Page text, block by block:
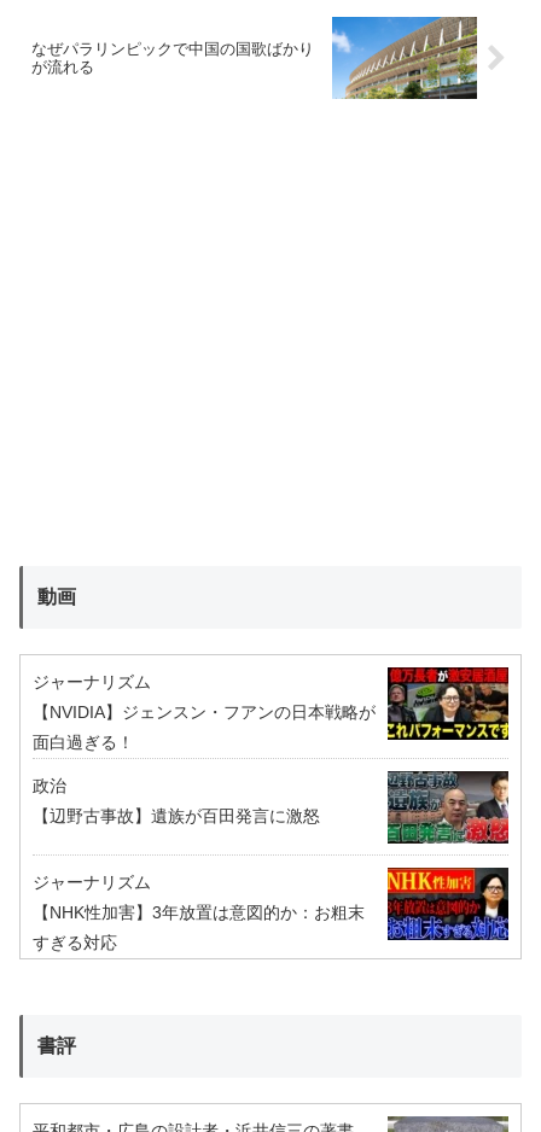
なぜパラリンピックで中国の国歌ばかり
が流れる
動画
ジャーナリズム
【NVIDIA】ジェンスン・フアンの日本戦略が
面白過ぎる！
政治
【辺野古事故】遺族が百田発言に激怒
ジャーナリズム
【NHK性加害】3年放置は意図的か：お粗末
すぎる対応
書評